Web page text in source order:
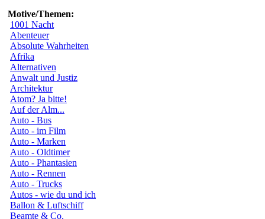
Motive/Themen:
1001 Nacht
Abenteuer
Absolute Wahrheiten
Afrika
Alternativen
Anwalt und Justiz
Architektur
Atom? Ja bitte!
Auf der Alm...
Auto - Bus
Auto - im Film
Auto - Marken
Auto - Oldtimer
Auto - Phantasien
Auto - Rennen
Auto - Trucks
Autos - wie du und ich
Ballon & Luftschiff
Beamte & Co.